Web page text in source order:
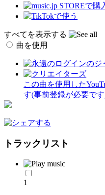
すべてを表示する
曲を使用
この曲を使用した
す(事前登録が必要で
トラックリスト
1